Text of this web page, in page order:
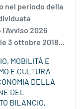
nel periodo della
2026
3 ottobre 2018...
MOBILITÀ E
E CULTURA
DELLA
DEL
BILANCIO,